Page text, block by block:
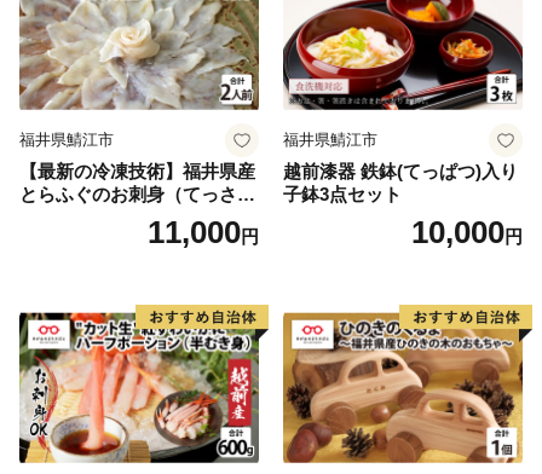
福井県鯖江市
【最新の冷凍技術】福井県産
とらふぐのお刺身（てっさ）
11,000円
福井県鯖江市
越前漆器 鉄鉢(てっぱつ)入り
子鉢3点セット
10,000円